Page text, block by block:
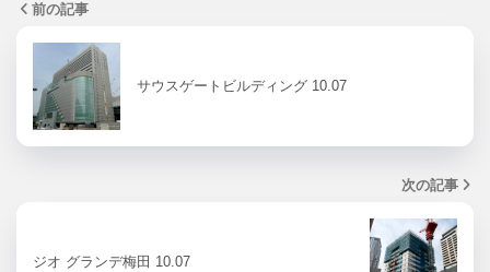
前の記事
サウスゲートビルディング 10.07
次の記事
ジオ グランデ梅田 10.07